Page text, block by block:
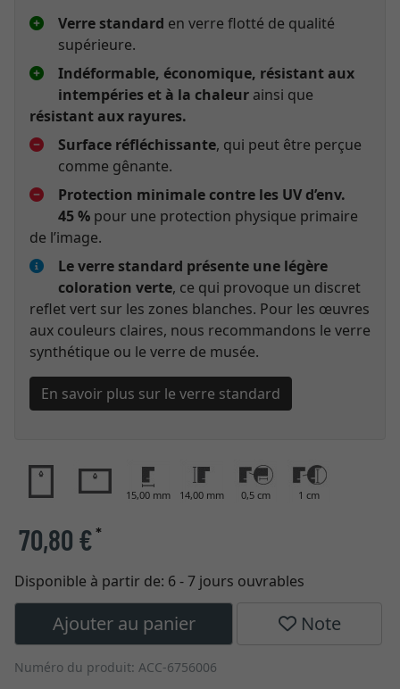
Verre standard en verre flotté de qualité
supérieure.
Indéformable, économique, résistant aux
intempéries et à la chaleur ainsi que
résistant aux rayures.
Surface réfléchissante, qui peut être perçue
comme gênante.
Protection minimale contre les UV d’env.
45 % pour une protection physique primaire
de l’image.
Le verre standard présente une légère
coloration verte, ce qui provoque un discret
reflet vert sur les zones blanches. Pour les œuvres
aux couleurs claires, nous recommandons le verre
synthétique ou le verre de musée.
En savoir plus sur le verre standard
15,00 mm 14,00 mm 0,5 cm 1 cm
70,80 €*
Disponible à partir de: 6 - 7 jours ouvrables
Ajouter au panier Note
Numéro du produit: ACC-6756006